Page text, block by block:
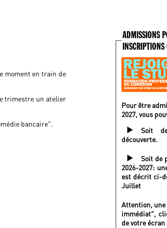
moment en train de
trimestre un atelier
bancaire".
ADMISSIONS POUR LA
INSCRIPTIONS
Pour être
2027, vous
Soit
découverte.
Soit de
2026-2027: une audition-contact dont le déroulé
est décrit ci-
Juillet
Attention, une
immédiat",
de votre